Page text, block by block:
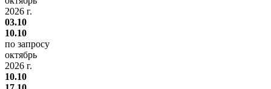
2026 г.
03.10
10.10
по запросу
октябрь
2026 г.
10.10